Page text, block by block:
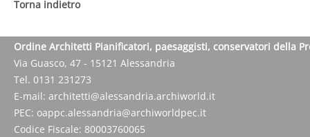
Torna indietro
Ordine Architetti Pianificatori, paesaggisti, conservatori della
Via Guasco, 47 - 15121 Alessandria
Tel. 0131 231273
E-mail: architetti@alessandria.archiworld.it
PEC: oappc.alessandria@archiworldpec.it
Codice Fiscale: 80003760065